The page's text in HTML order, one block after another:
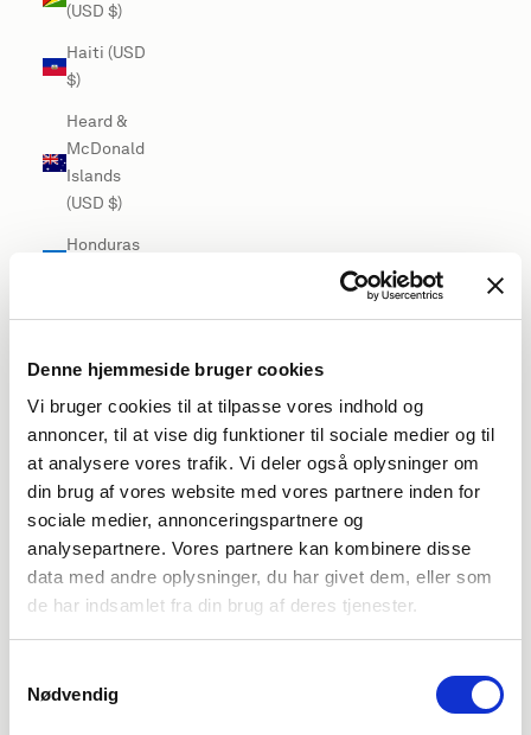
Denne hjemmeside bruger cookies
Vi bruger cookies til at tilpasse vores indhold og
annoncer, til at vise dig funktioner til sociale medier og til
at analysere vores trafik. Vi deler også oplysninger om
din brug af vores website med vores partnere inden for
sociale medier, annonceringspartnere og
analysepartnere. Vores partnere kan kombinere disse
data med andre oplysninger, du har givet dem, eller som
de har indsamlet fra din brug af deres tjenester.
Nødvendig
(USD $)
Haiti (USD
$)
Heard &
McDonald
Islands
(USD $)
Honduras
$)
Hungary
(EUR €)
Iceland
(USD $)
India (USD
$)
Indonesia
(USD $)
Iraq (USD